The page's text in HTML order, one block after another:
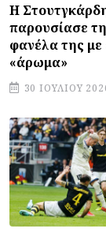
Η
παρουσίασε
φανέλα της με
«άρωμα»
30 ΙΟΥΛΊΟΥ